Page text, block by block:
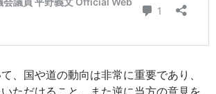
、国や道の動向は非常に重要であり、
ただけること、また逆に当方の意見を